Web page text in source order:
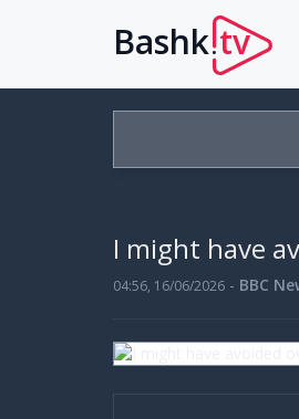
Bashk.tv
I might have
04:56, 16/06/2026 - BBC